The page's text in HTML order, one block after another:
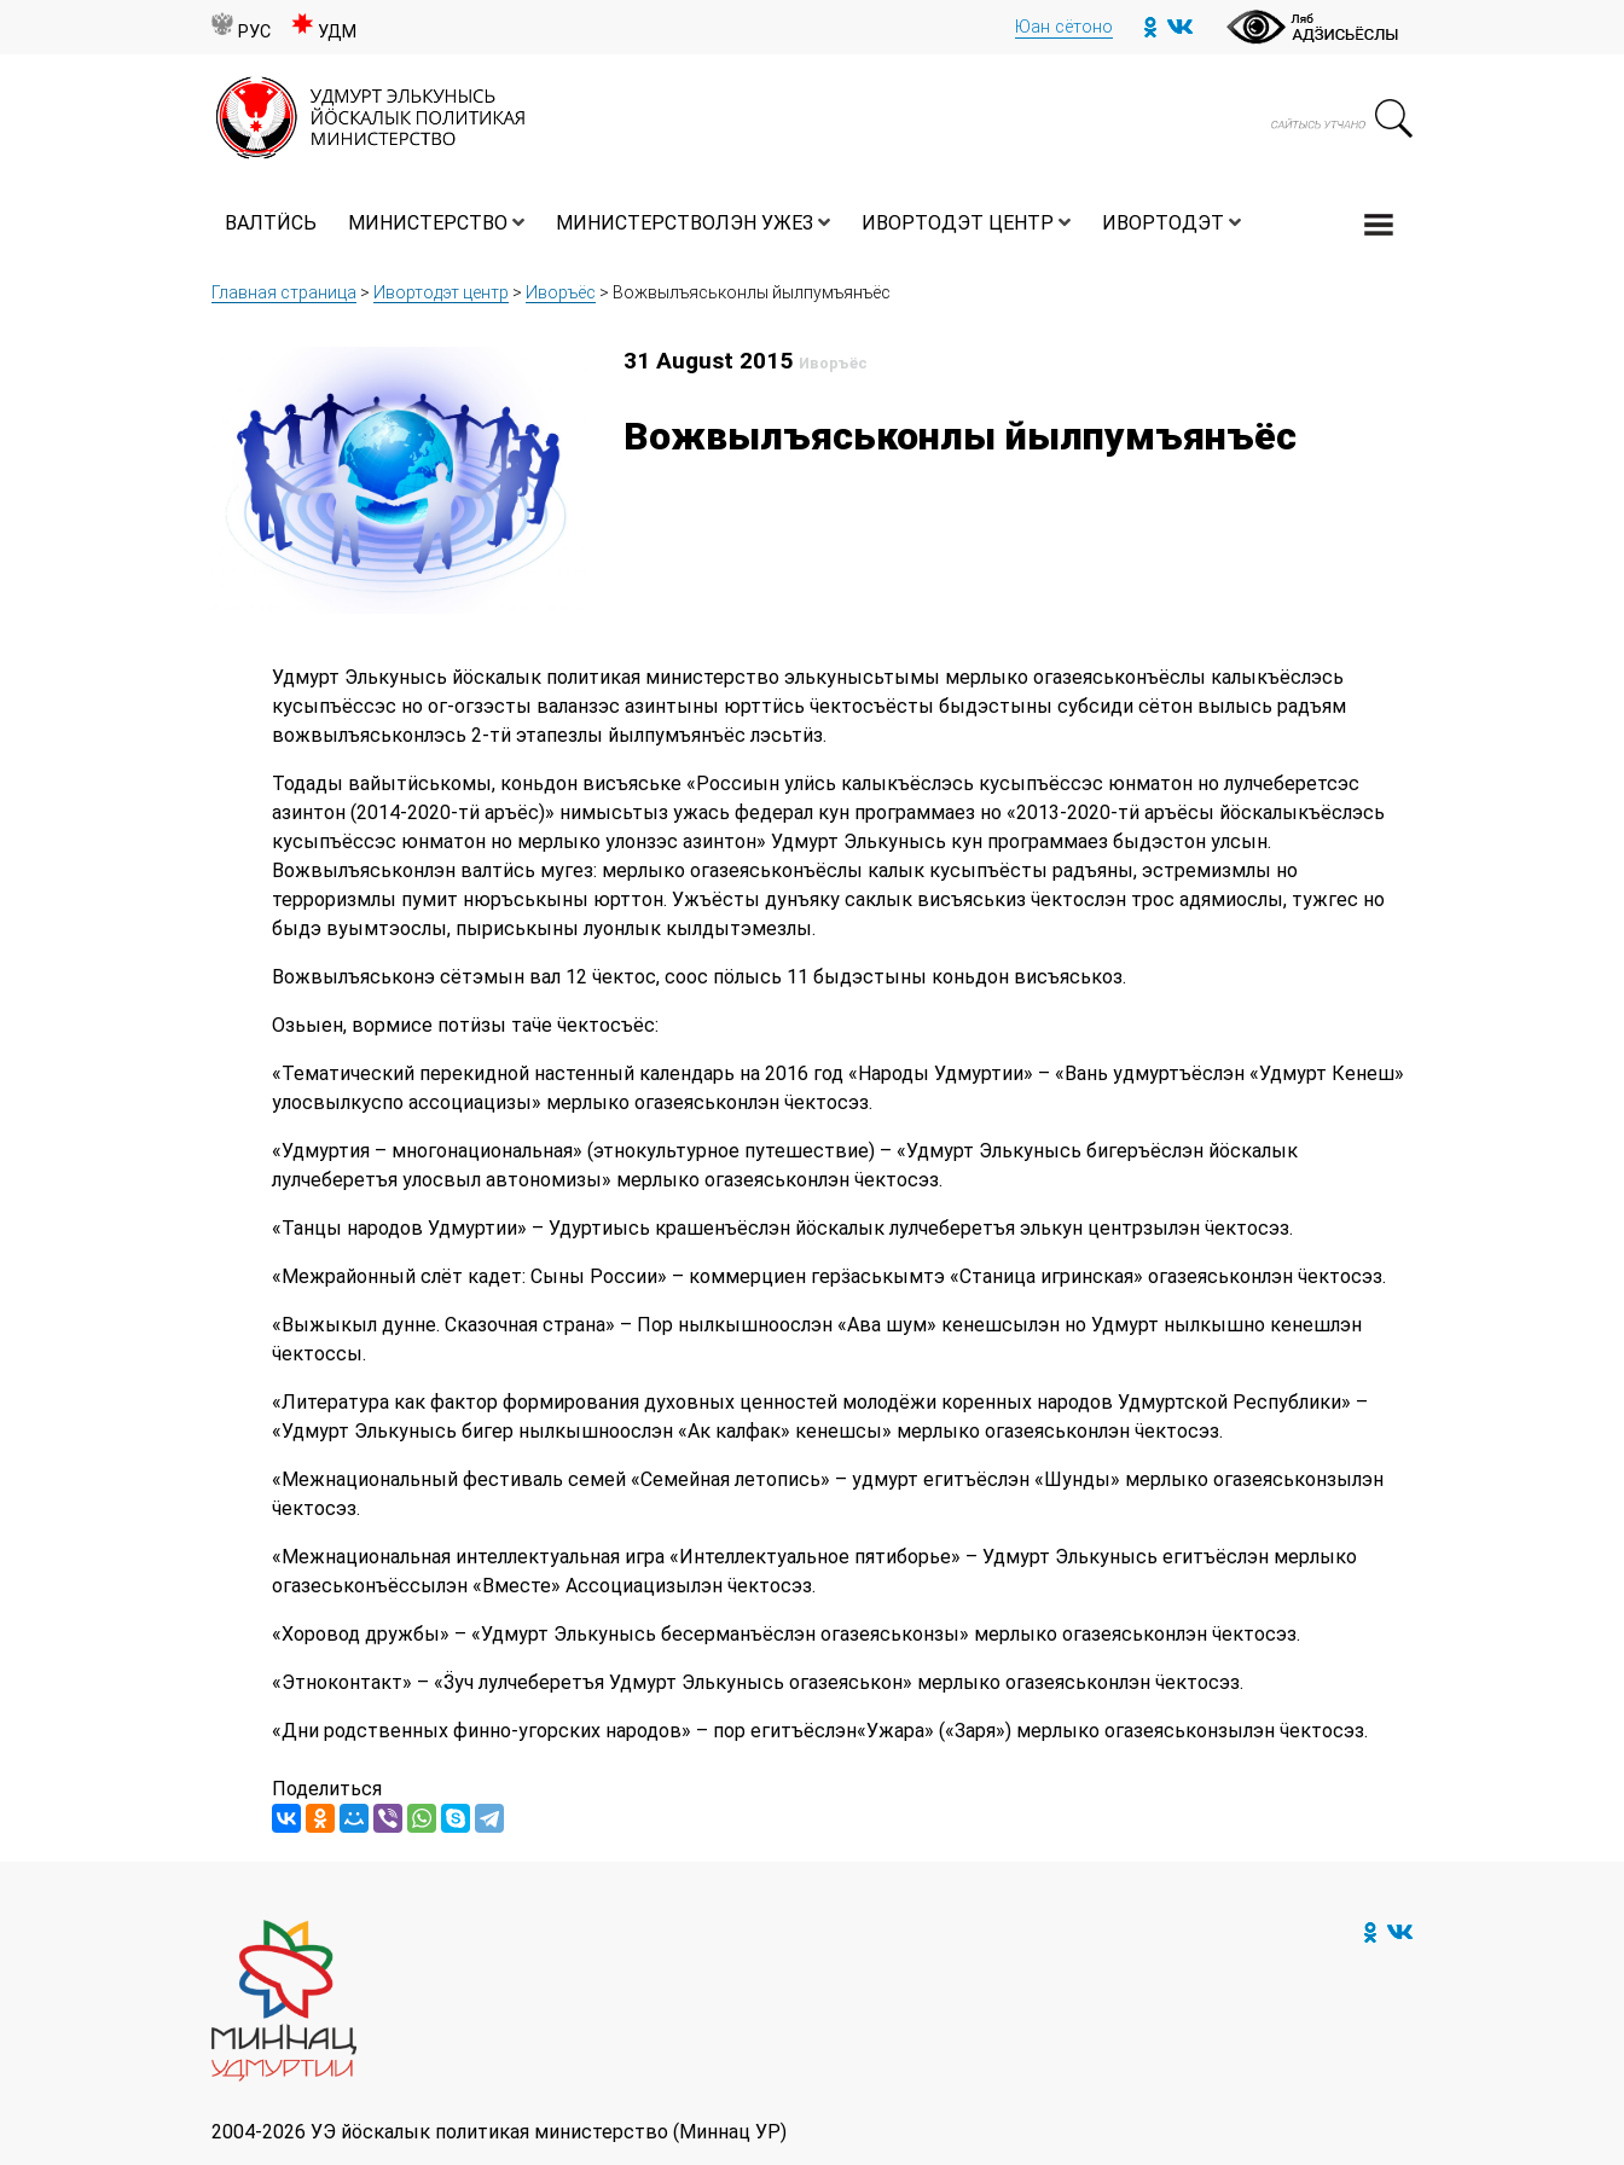
РУС УДМ Юан сётоно
ВАЛТӤСЬ МИНИСТЕРСТВО МИНИСТЕРСТВОЛЭН УЖЕЗ ИВОРТОДЭТ ЦЕНТР ИВОРТОДЭТ
Главная страница > Ивортодэт центр > Иворъёс > Вожвылъяськонлы йылпумъянъёс
31 August 2015 Иворъёс
Вожвылъяськонлы йылпумъянъёс
Удмурт Элькунысь йӧскалык политикая министерство элькунысьтымы мерлыко огазеяськонъёслы калыкъёслэсь
кусыпъёссэс но ог-огзэсты валанзэс азинтыны юрттӥсь ӵектосъёсты быдэстыны субсиди сётон вылысь радъям
вожвылъяськонлэсь 2-тӥ этапезлы йылпумъянъёс лэсьтӥз.
Тодады вайытӥськомы, коньдон висъяське «Россиын улӥсь калыкъёслэсь кусыпъёссэс юнматон но лулчеберетсэс
азинтон (2014-2020-тӥ аръёс)» нимысьтыз ужась федерал кун программаез но «2013-2020-тӥ аръёсы йӧскалыкъёслэсь
кусыпъёссэс юнматон но мерлыко улонзэс азинтон» Удмурт Элькунысь кун программаез быдэстон улсын.
Вожвылъяськонлэн валтӥсь мугез: мерлыко огазеяськонъёслы калык кусыпъёсты радъяны, эстремизмлы но
терроризмлы пумит нюръськыны юрттон. Ужъёсты дунъяку саклык висъяськиз ӵектослэн трос адямиослы, тужгес но
быдэ вуымтэослы, пыриськыны луонлык кылдытэмезлы.
Вожвылъяськонэ сётэмын вал 12 ӵектос, соос пӧлысь 11 быдэстыны коньдон висъяськоз.
Озьыен, вормисе потӥзы таӵе ӵектосъёс:
«Тематический перекидной настенный календарь на 2016 год «Народы Удмуртии» – «Вань удмуртъёслэн «Удмурт Кенеш»
улосвылкуспо ассоциацизы» мерлыко огазеяськонлэн ӵектосэз.
«Удмуртия – многонациональная» (этнокультурное путешествие) – «Удмурт Элькунысь бигеръёслэн йӧскалык
лулчеберетъя улосвыл автономизы» мерлыко огазеяськонлэн ӵектосэз.
«Танцы народов Удмуртии» – Удуртиысь крашенъёслэн йӧскалык лулчеберетъя элькун центрзылэн ӵектосэз.
«Межрайонный слёт кадет: Сыны России» – коммерциен герӟаськымтэ «Станица игринская» огазеяськонлэн ӵектосэз.
«Выжыкыл дунне. Сказочная страна» – Пор нылкышноослэн «Ава шум» кенешсылэн но Удмурт нылкышно кенешлэн
ӵектоссы.
«Литература как фактор формирования духовных ценностей молодёжи коренных народов Удмуртской Республики» –
«Удмурт Элькунысь бигер нылкышноослэн «Ак калфак» кенешсы» мерлыко огазеяськонлэн ӵектосэз.
«Межнациональный фестиваль семей «Семейная летопись» – удмурт егитъёслэн «Шунды» мерлыко огазеяськонзылэн
ӵектосэз.
«Межнациональная интеллектуальная игра «Интеллектуальное пятиборье» – Удмурт Элькунысь егитъёслэн мерлыко
огазеськонъёссылэн «Вместе» Ассоциацизылэн ӵектосэз.
«Хоровод дружбы» – «Удмурт Элькунысь бесерманъёслэн огазеяськонзы» мерлыко огазеяськонлэн ӵектосэз.
«Этноконтакт» – «Ӟуч лулчеберетъя Удмурт Элькунысь огазеяськон» мерлыко огазеяськонлэн ӵектосэз.
«Дни родственных финно-угорских народов» – пор егитъёслэн«Ужара» («Заря») мерлыко огазеяськонзылэн ӵектосэз.
Поделиться
2004-2026 УЭ йöскалык политикая министерство (Миннац УР)